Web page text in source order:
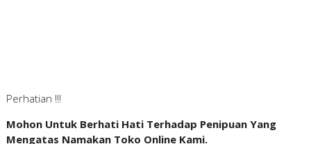
Perhatian !!!
Mohon Untuk Berhati Hati Terhadap Penipuan Yang
Mengatas Namakan Toko Online Kami.